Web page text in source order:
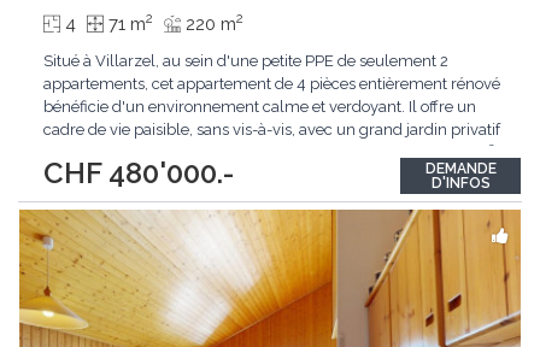
CHF 480'000.-
4 71 m2 220 m2
Situé à Villarzel, au sein d'une petite PPE de seulement 2
appartements, cet appartement de 4 pièces entièrement rénové
bénéficie d'un environnement calme et verdoyant. Il offre un
cadre de vie paisible, sans vis-à-vis, avec un grand jardin privatif
il se compose de 3 chambres à coucher et allie confort moderne
et qualité...
DEMANDE
D'INFOS